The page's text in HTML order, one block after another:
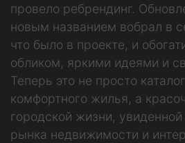
провело ребрендинг.
новым названием вобрал в
что было в проекте, и
обликом, яркими идеями и
Теперь это не просто
комфортного жилья, а
городской жизни,
рынка недвижимости и